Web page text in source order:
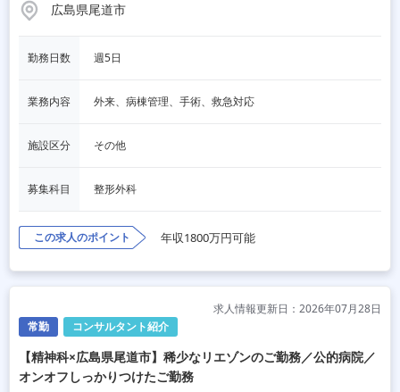
広島県尾道市
勤務日数 週5日
業務内容 外来、病棟管理、手術、救急対応
施設区分 その他
募集科目 整形外科
この求人のポイント 年収1800万円可能
常勤 コンサルタント紹介
求人情報更新日：2026年07月28日
【精神科×広島県尾道市】稀少なリエゾンのご勤務／公的病院／
オンオフしっかりつけたご勤務